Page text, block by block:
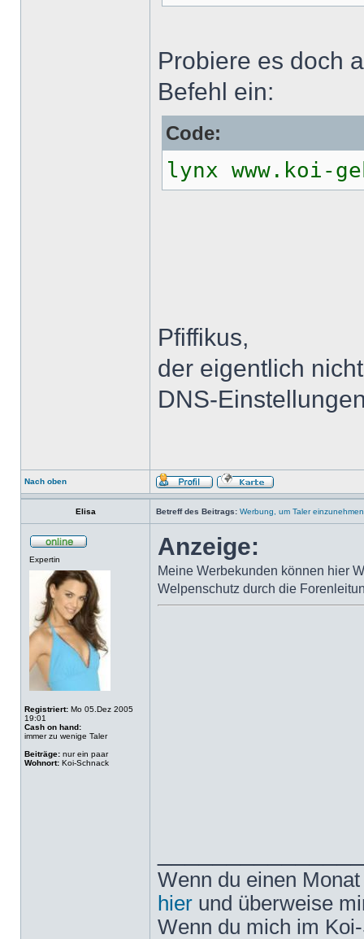
Probiere es doch
Befehl ein:
Code:
lynx www.koi-
Pfiffikus,
der eigentlich
DNS-
Nach oben
Elisa Betreff des Beitrags: Werbung, um Taler einzunehmen
Expertin
Registriert: Mo 05.Dez 2005
19:01
Cash on hand:
immer zu wenige Taler
Beiträge: nur ein paar
Wohnort: Koi-Schnack
Anzeige:
Wenn du einen
hier und überweise
Wenn du mich im